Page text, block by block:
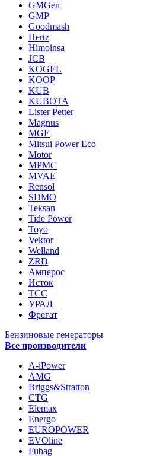
GMGen
GMP
Goodmash
Hertz
Himoinsa
JCB
KOGEL
KOOP
KUB
KUBOTA
Lister Petter
Magnus
MGE
Mitsui Power Eco
Motor
MPMC
MVAE
Rensol
SDMO
Teksan
Tide Power
Toyo
Vektor
Welland
ZRD
Амперос
Исток
ТСС
УРАЛ
Фрегат
Бензиновые генераторы
Все производители
A-iPower
AMG
Briggs&Stratton
CTG
Elemax
Energo
EUROPOWER
EVOline
Fubag